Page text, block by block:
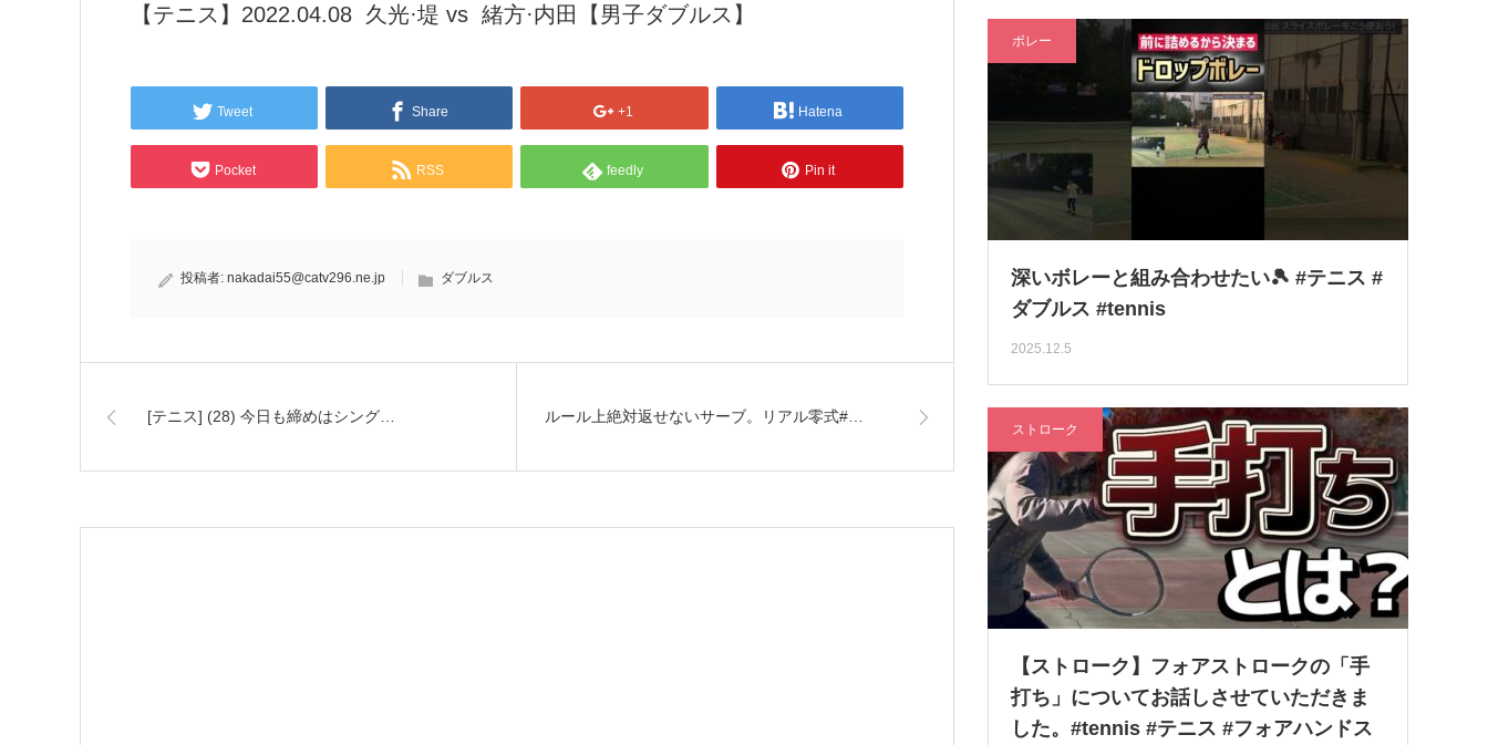
【テニス】2022.04.08 久光·堤 vs 緒方·内田【男子ダブルス】
Tweet Share +1 Hatena
Pocket RSS feedly Pin it
投稿者: nakadai55@catv296.ne.jp ダブルス
[テニス] (28) 今日も締めはシング… ルール上絶対返せないサーブ。リアル零式#…
ボレー
深いボレーと組み合わせたい🎾 #テニス #
ダブルス #tennis
2025.12.5
ストローク
【ストローク】フォアストロークの「手
打ち」についてお話しさせていただきま
した。#tennis #テニス #フォアハンドス